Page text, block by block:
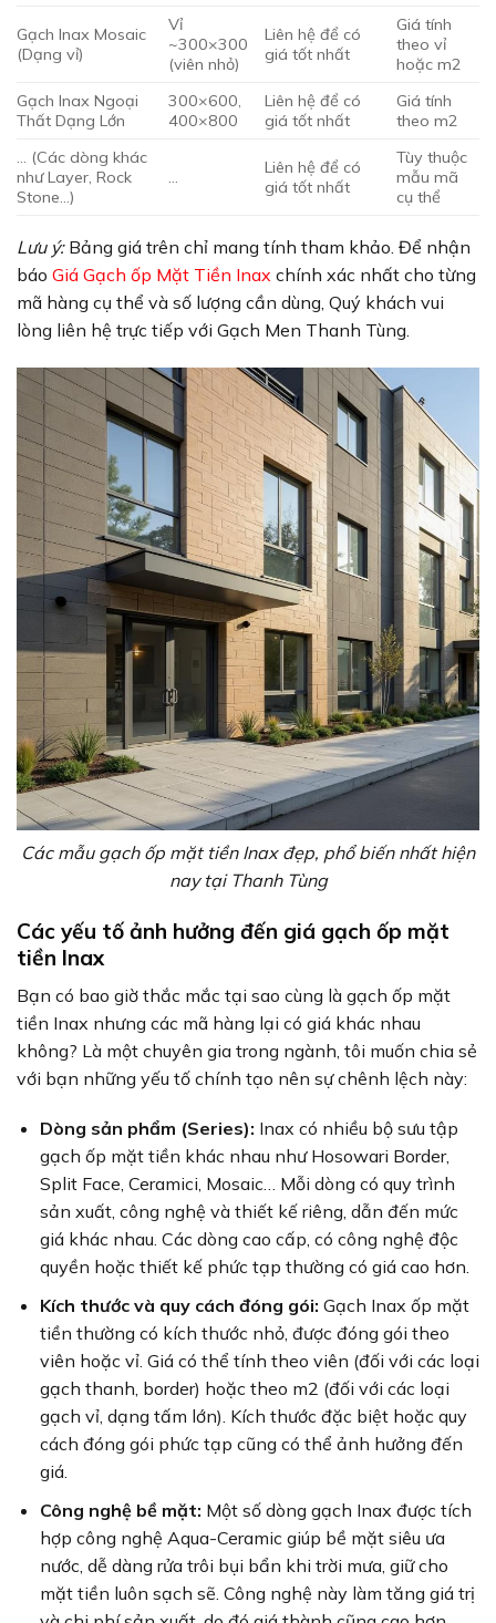
Gạch Inax Mosaic
(Dạng vỉ)
Vỉ
~300×300
(viên nhỏ)
Liên hệ để có
giá tốt nhất
Giá tính
theo vỉ
hoặc m2
Gạch Inax Ngoại
Thất Dạng Lớn
300×600,
400×800
Liên hệ để có
giá tốt nhất
Giá tính
theo m2
… (Các dòng khác
như Layer, Rock
Stone…)
…
Liên hệ để có
giá tốt nhất
Tùy thuộc
mẫu mã
cụ thể
Lưu ý:Bảng giá trên chỉ mang tính tham khảo. Để nhận
báo Giá Gạch ốp Mặt Tiền Inax chính xác nhất cho từng
mã hàng cụ thể và số lượng cần dùng, Quý khách vui
lòng liên hệ trực tiếp với Gạch Men Thanh Tùng.
Các mẫu gạch ốp mặt tiền Inax đẹp, phổ biến nhất hiện
nay tại Thanh Tùng
Các yếu tố ảnh hưởng đến giá gạch ốp mặt
tiền Inax
Bạn có bao giờ thắc mắc tại sao cùng là gạch ốp mặt
tiền Inax nhưng các mã hàng lại có giá khác nhau
không? Là một chuyên gia trong ngành, tôi muốn chia sẻ
với bạn những yếu tố chính tạo nên sự chênh lệch này:
Dòng sản phẩm (Series): Inax có nhiều bộ sưu tập
gạch ốp mặt tiền khác nhau như Hosowari Border,
Split Face, Ceramici, Mosaic… Mỗi dòng có quy trình
sản xuất, công nghệ và thiết kế riêng, dẫn đến mức
giá khác nhau. Các dòng cao cấp, có công nghệ độc
quyền hoặc thiết kế phức tạp thường có giá cao hơn.
Kích thước và quy cách đóng gói: Gạch Inax ốp mặt
tiền thường có kích thước nhỏ, được đóng gói theo
viên hoặc vỉ. Giá có thể tính theo viên (đối với các loại
gạch thanh, border) hoặc theo m2 (đối với các loại
gạch vỉ, dạng tấm lớn). Kích thước đặc biệt hoặc quy
cách đóng gói phức tạp cũng có thể ảnh hưởng đến
giá.
Công nghệ bề mặt: Một số dòng gạch Inax được tích
hợp công nghệ Aqua-Ceramic giúp bề mặt siêu ưa
nước, dễ dàng rửa trôi bụi bẩn khi trời mưa, giữ cho
mặt tiền luôn sạch sẽ. Công nghệ này làm tăng giá trị